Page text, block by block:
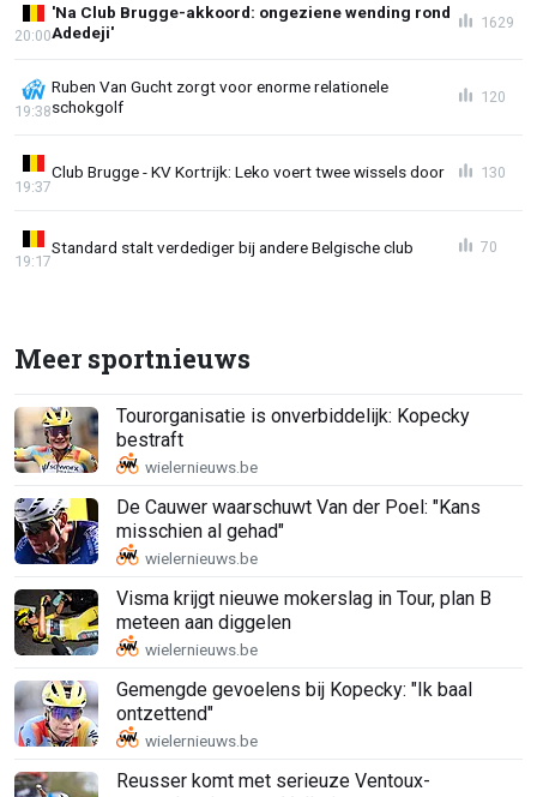
'Na Club Brugge-akkoord: ongeziene wending rond
Adedeji'
20:00
1629
Ruben Van Gucht zorgt voor enorme relationele
schokgolf
19:38
120
Club Brugge - KV Kortrijk: Leko voert twee wissels door
19:37
130
Standard stalt verdediger bij andere Belgische club
19:17
70
Meer sportnieuws
Tourorganisatie is onverbiddelijk: Kopecky
bestraft
De Cauwer waarschuwt Van der Poel: "Kans
misschien al gehad"
Visma krijgt nieuwe mokerslag in Tour, plan B
meteen aan diggelen
Gemengde gevoelens bij Kopecky: "Ik baal
ontzettend"
Reusser komt met serieuze Ventoux-